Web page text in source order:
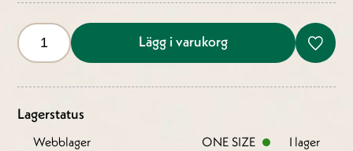
Lägg i varukorg
Lagerstatus
Webblager ONE SIZE I lager